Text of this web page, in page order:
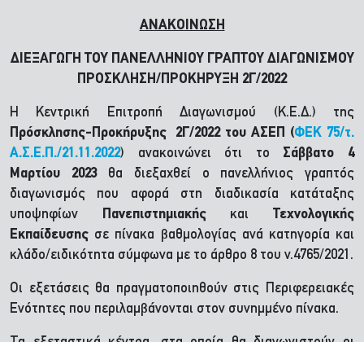
ΑΝΑΚΟΙΝΩΣΗ
ΔΙΕΞΑΓΩΓΗ ΤΟΥ ΠΑΝΕΛΛΗΝΙΟΥ ΓΡΑΠΤΟΥ ΔΙΑΓΩΝΙΣΜΟΥ
ΠΡΟΣΚΛΗΣΗ/ΠΡΟΚΗΡΥΞΗ 2Γ/2022
H Κεντρική Επιτροπή Διαγωνισμού (Κ.Ε.Δ.) της
Πρόσκλησης-Προκήρυξης 2Γ/2022 του ΑΣΕΠ (ΦΕΚ 75/τ.
Α.Σ.Ε.Π./21.11.2022) ανακοινώνει ότι το Σάββατο 4
Μαρτίου 2023θα διεξαχθεί ο πανελλήνιος γραπτός
διαγωνισμός που αφορά στη διαδικασία κατάταξης
υποψηφίων
ΠανεπιστημιακήςκαιΤεχνολογικής
Εκπαίδευσης σε πίνακα βαθμολογίας ανά κατηγορία και
κλάδο/ειδικότητα σύμφωνα με το άρθρο 8 του ν.4765/2021.
Οι εξετάσεις θα πραγματοποιηθούν στις Περιφερειακές
Ενότητες που περιλαμβάνονται στον συνημμένο πίνακα.